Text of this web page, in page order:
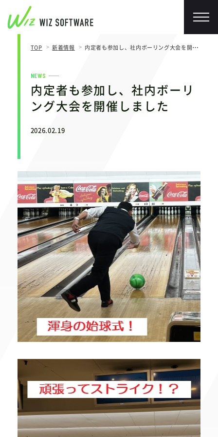
TOP 新着情報 内定者も参加し、社内ボーリング大会を開催しました
NEWS
内定者も参加し、社内ボーリ
ング大会を開催しました
2026.02.19